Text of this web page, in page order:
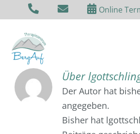
Inhalt
springen
Online
Über uns
Physiotherapie
Über
Der Autor hat
angegeben.
Bisher hat